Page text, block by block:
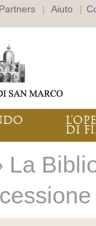
| Aiuto |
DI
La